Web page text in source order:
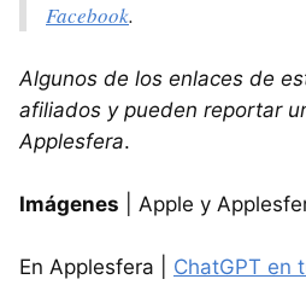
Facebook.
Algunos de los enlaces de
afiliados y pueden reportar
Applesfera.
Imágenes | Apple y
En Applesfera | ChatGPT en